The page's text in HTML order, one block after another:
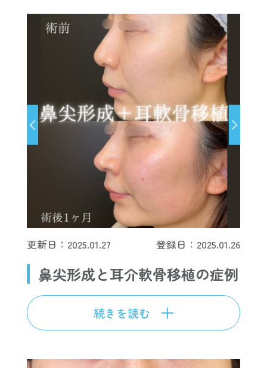
更新日：2025.01.27 登録日：2025.01.26
鼻尖形成と耳介軟骨移植の症例
続きを読む